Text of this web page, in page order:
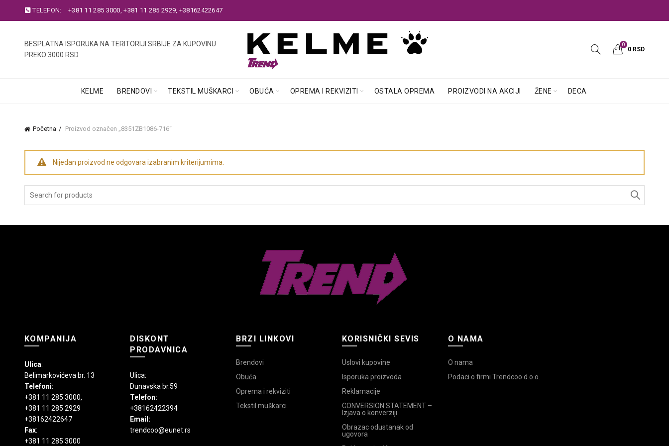
TELEFON: +381 11 285 3000,+381 11 285 2929, +38162422647
BESPLATNA ISPORUKA NA TERITORIJI SRBIJE ZA KUPOVINU
PREKO 3000 RSD
0
0 RSD
KELME BRENDOVI TEKSTIL MUŠKARCI OBUĆA OPREMA I REKVIZITI OSTALA OPREMA PROIZVODI NA AKCIJI ŽENE DECA
Početna Proizvod označen „8351ZB1086-716“
Nijedan proizvod ne odgovara izabranim kriterijumima.
KOMPANIJA
Ulica:
Belimarkovićeva br. 13
Telefoni:
+381 11 285 3000,
+381 11 285 2929
+38162422647
Fax:
+381 11 285 3000
DISKONT
PRODAVNICA
Ulica:
Dunavska br.59
Telefon:
+38162422394
Email:
trendcoo@eunet.rs
BRZI LINKOVI
Brendovi
Obuća
Oprema i rekviziti
Tekstil muškarci
KORISNIČKI SEVIS
Uslovi kupovine
Isporuka proizvoda
Reklamacije
CONVERSION STATEMENT –
Izjava o konverziji
Obrazac odustanak od
ugovora
O NAMA
O nama
Podaci o firmi Trendcoo d.o.o.